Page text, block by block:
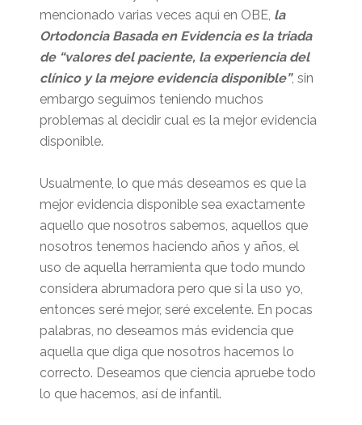
mencionado varias veces aquì en OBE, la
Ortodoncia Basada en Evidencia es la triada
de “valores del paciente, la experiencia del
clínico y la mejore evidencia disponible”, sin
embargo seguimos teniendo muchos
problemas al decidir cual es la mejor evidencia
disponible.
Usualmente, lo que más deseamos es que la
mejor evidencia disponible sea exactamente
aquello que nosotros sabemos, aquellos que
nosotros tenemos haciendo años y años, el
uso de aquella herramienta que todo mundo
considera abrumadora pero que si la uso yo,
entonces seré mejor, seré excelente. En pocas
palabras, no deseamos más evidencia que
aquella que diga que nosotros hacemos lo
correcto. Deseamos que ciencia apruebe todo
lo que hacemos, así de infantil.